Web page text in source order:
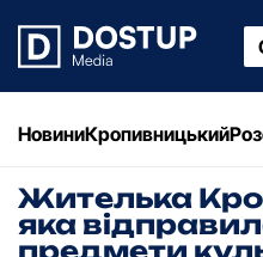
НовиниКропивницький
Жителька
яка
предмети